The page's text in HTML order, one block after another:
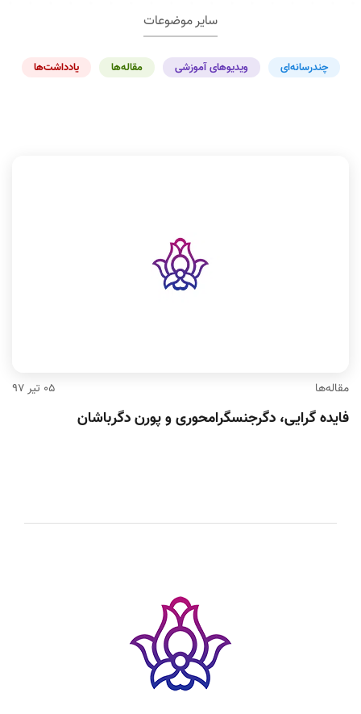
سایر موضوعات
چندرسانه‌ای ویدیوهای آموزشی مقاله‌ها یادداشت‌ها
مقاله‌ها ۰۵ تیر ۹۷
فایده گرایی، دگرجنسگرامحوری و پورن دگرباشان